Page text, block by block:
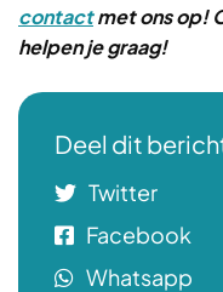
contactmet ons op!
helpen je graag!
Deel dit
Twitter
Facebook
Whatsapp